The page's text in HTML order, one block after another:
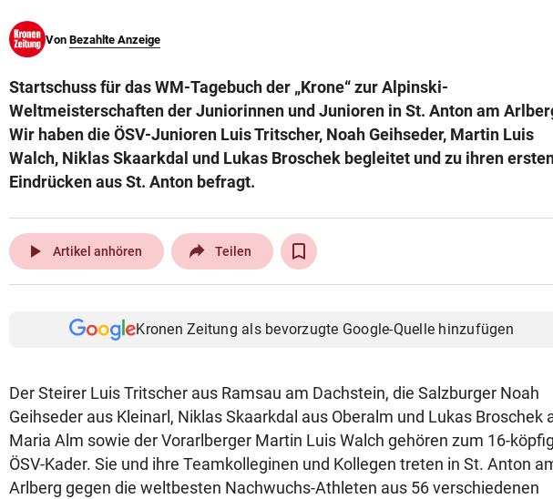
Von Bezahlte Anzeige
Startschuss für das WM-Tagebuch der „Krone“ zur Alpinski-
Weltmeisterschaften der Juniorinnen und Junioren in St. Anton am
Wir haben die ÖSV-Junioren Luis Tritscher, Noah Geihseder, Martin Luis
Walch, Niklas Skaarkdal und Lukas Broschek begleitet und zu ihren
Eindrücken aus St. Anton befragt.
play_arrow Artikel anhören Teilen
Kronen Zeitung als bevorzugte Google-Quelle hinzufügen
Der Steirer Luis Tritscher aus Ramsau am Dachstein, die Salzburger Noah
Geihseder aus Kleinarl, Niklas Skaarkdal aus Oberalm und Lukas Broschek
Maria Alm sowie der Vorarlberger Martin Luis Walch gehören zum 16-
ÖSV-Kader. Sie und ihre Teamkolleginen und Kollegen treten in St. Anton
Arlberg gegen die weltbesten Nachwuchs-Athleten aus 56 verschiedenen